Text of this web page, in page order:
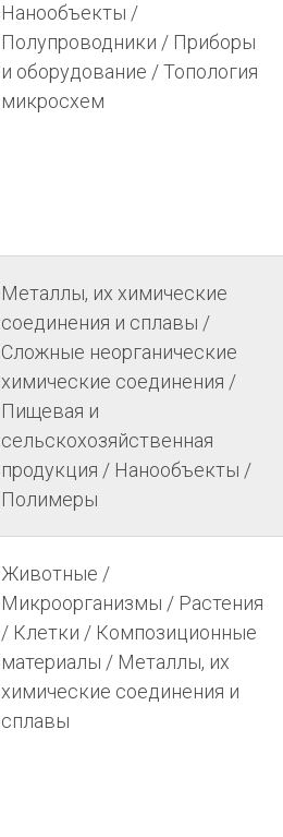
Нанообъекты /
Полупроводники / Приборы
и оборудование / Топология
микросхем
Металлы, их химические
соединения и сплавы /
Сложные неорганические
химические соединения /
Пищевая и
сельскохозяйственная
продукция / Нанообъекты /
Полимеры
Животные /
Микроорганизмы / Растения
/ Клетки / Композиционные
материалы / Металлы, их
химические соединения и
сплавы